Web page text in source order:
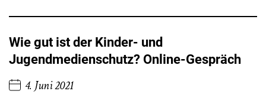
Wie gut ist der Kinder- und
Jugendmedienschutz? Online-Gespräch
4. Juni 2021